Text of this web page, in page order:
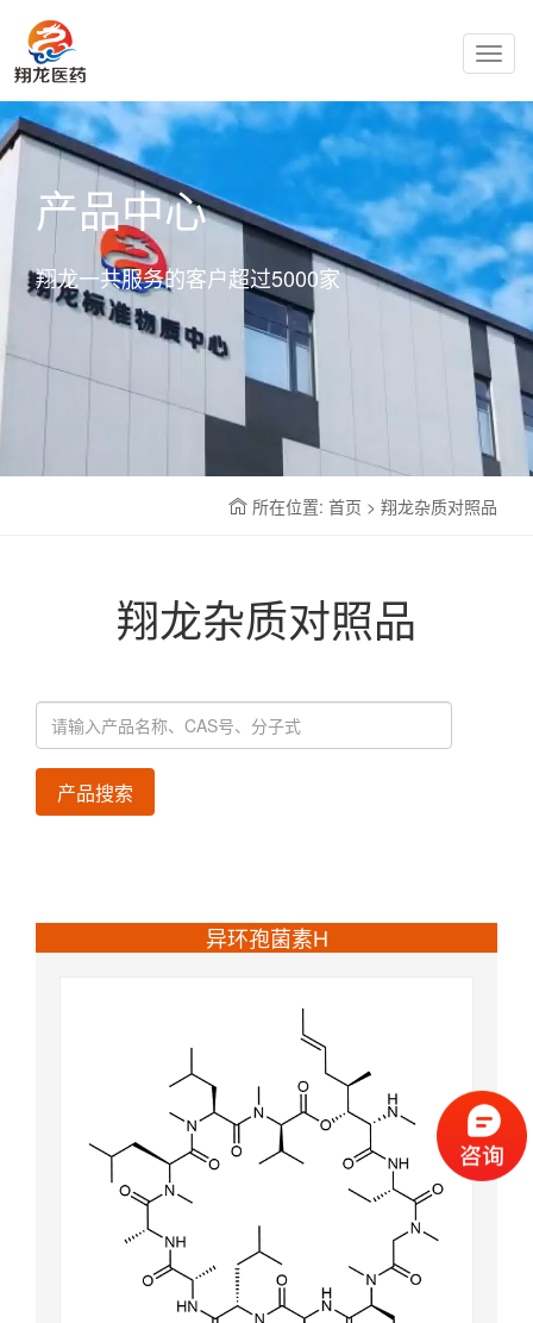
产品中心
翔龙一共服务的客户超过5000家
所在位置: 首页 > 翔龙杂质对照品
翔龙杂质对照品
产品搜索
异环孢菌素H